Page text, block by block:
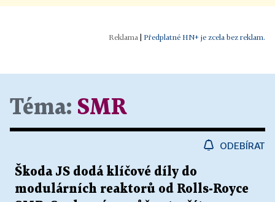
| Předplatné HN+ je zcela bez reklam.
Téma: SMR
ODEBÍRAT
Škoda JS dodá klíčové díly do
modulárních reaktorů od Rolls-Royce